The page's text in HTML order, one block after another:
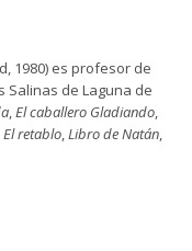
1980) es profesor de
Salinas de Laguna de
,El caballero Gladiando,
El retablo,Libro de Natán,